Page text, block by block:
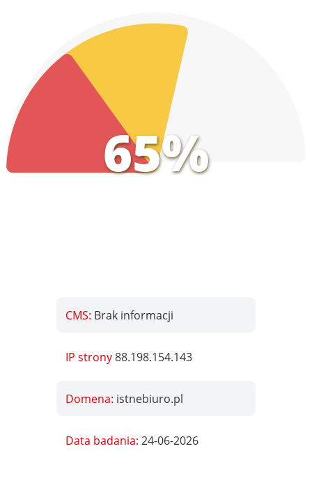
65%
CMS: Brak informacji
IP strony88.198.154.143
Domena: istnebiuro.pl
Data badania:24-06-2026